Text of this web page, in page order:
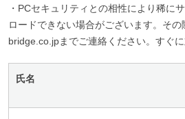
・PCセキュリティとの相性により稀に
ロードできない場合がございます。そ
bridge.co.jpまでご連絡ください。すぐに
氏名